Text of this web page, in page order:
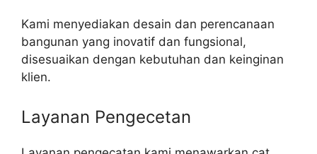
Kami menyediakan desain dan perencanaan
bangunan yang inovatif dan fungsional,
disesuaikan dengan kebutuhan dan keinginan
klien.
Layanan Pengecetan